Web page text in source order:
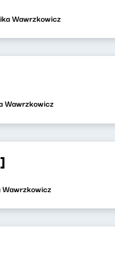
Wawrzkowicz
Wawrzkowicz
Wawrzkowicz